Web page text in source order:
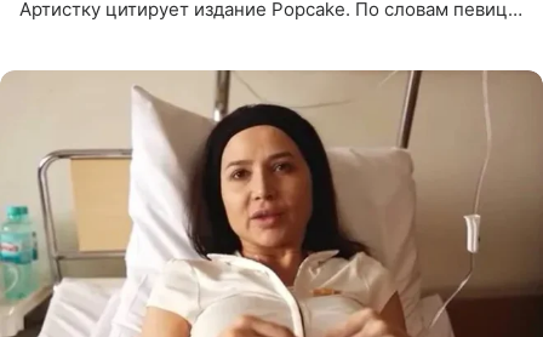
Артистку цитирует издание Popcake. По словам певицы,